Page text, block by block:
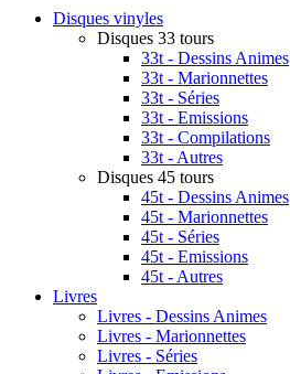
Disques vinyles
Disques 33 tours
33t - Dessins Animes
33t - Marionnettes
33t - Séries
33t - Emissions
33t - Compilations
33t - Autres
Disques 45 tours
45t - Dessins Animes
45t - Marionnettes
45t - Séries
45t - Emissions
45t - Autres
Livres
Livres - Dessins Animes
Livres - Marionnettes
Livres - Séries